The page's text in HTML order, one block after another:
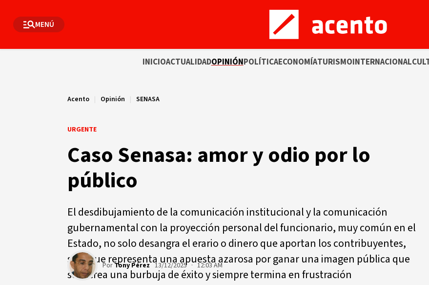
MENÚ
INICIOACTUALIDADOPINIÓNPOLÍTICAECONOMÍATURISMOINTERNACIONAL
Acento | Opinión | SENASA
URGENTE
Caso Senasa: amor y odio por lo
público
El desdibujamiento de la comunicación institucional y la comunicación
gubernamental con la proyección personal del funcionario, muy común en el
Estado, no solo desangra el erario o dinero que aportan los contribuyentes,
sino que representa una apuesta azarosa por ganar una imagen pública que
solo crea una burbuja de éxito y siempre termina en frustración
PorTony Pérez 13/12/2025 · 12:03 AM